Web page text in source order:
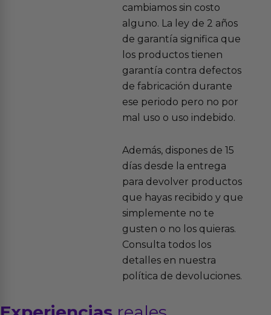
cambiamos sin costo
alguno. La ley de 2 años
de garantía significa que
los productos tienen
garantía contra defectos
de fabricación durante
ese periodo pero no por
mal uso o uso indebido.
Además, dispones de 15
días desde la entrega
para devolver productos
que hayas recibido y que
simplemente no te
gusten o no los quieras.
Consulta todos los
detalles en nuestra
política de devoluciones.